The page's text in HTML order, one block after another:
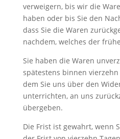
verweigern, bis wir die
haben oder bis Sie den
dass Sie die Waren
nachdem, welches der
Sie haben die Waren
spätestens binnen vierzehn
dem Sie uns über den
unterrichten, an uns
übergeben.
Die Frist ist gewahrt, wenn